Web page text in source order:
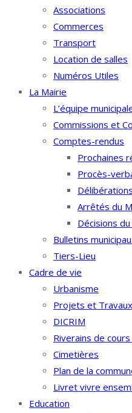
Associations
Commerces
Transport
Location de salles
Numéros Utiles
La Mairie
L’équipe
Commissions et
Comptes-rendus
Prochaines
Procès-
Délibérations
Arrêtés du
Décisions
Bulletins
Tiers-Lieu
Cadre de vie
Urbanisme
Projets et Travaux
DICRIM
Riverains de cours
Cimetières
Plan de la
Livret vivre
Education